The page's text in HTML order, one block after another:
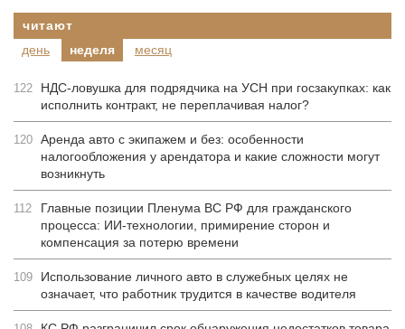
читают
день
неделя месяц
122
НДС-ловушка для подрядчика на УСН при госзакупках: как
исполнить контракт, не переплачивая налог?
120 Аренда авто с экипажем и без: особенности
налогообложения у арендатора и какие сложности могут
возникнуть
112
Главные позиции Пленума ВС РФ для гражданского
процесса: ИИ-технологии, примирение сторон и
компенсация за потерю времени
109
Использование личного авто в служебных целях не
означает, что работник трудится в качестве водителя